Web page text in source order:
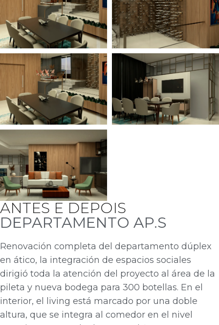
ANTES E DEPOIS
DEPARTAMENTO AP.S
Renovación completa del departamento dúplex
en ático, la integración de espacios sociales
dirigió toda la atención del proyecto al área de la
pileta y nueva bodega para 300 botellas. En el
interior, el living está marcado por una doble
altura, que se integra al comedor en el nivel